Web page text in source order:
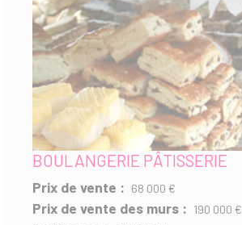
BOULANGERIE PÂTISSERIE
Prix de vente : 68 000 €
Prix de vente des murs : 190 000 €